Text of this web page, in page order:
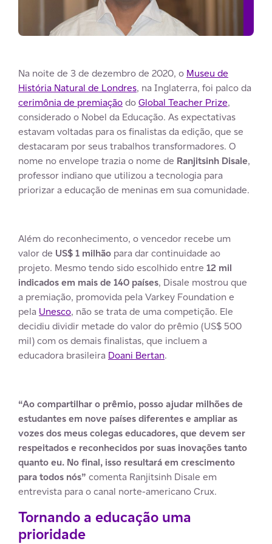
Na noite de 3 de dezembro de 2020, o Museu de
História Natural de Londres, na Inglaterra, foi palco da
cerimônia de premiaçãodoGlobal Teacher Prize,
considerado o Nobel da Educação. As expectativas
estavam voltadas para os finalistas da edição, que se
destacaram por seus trabalhos transformadores. O
nome no envelope trazia o nome de Ranjitsinh Disale,
professor indiano que utilizou a tecnologia para
priorizar a educação de meninas em sua comunidade.
Além do reconhecimento, o vencedor recebe um
valor de US$ 1 milhão para dar continuidade ao
projeto. Mesmo tendo sido escolhido entre 12 mil
indicados em mais de 140 países, Disale mostrou que
a premiação, promovida pela Varkey Foundation e
pela Unesco, não se trata de uma competição. Ele
decidiu dividir metade do valor do prêmio (US$ 500
mil) com os demais finalistas, que incluem a
educadora brasileira Doani Bertan.
“Ao compartilhar o prêmio, posso ajudar milhões de
estudantes em nove países diferentes e ampliar as
vozes dos meus colegas educadores, que devem ser
respeitados e reconhecidos por suas inovações tanto
quanto eu. No final, isso resultará em crescimento
para todos nós” comenta Ranjitsinh Disale em
entrevista para o canal norte-americano Crux.
Tornando a educação uma
prioridade